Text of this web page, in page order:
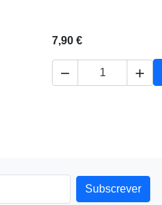
ao carrinho
7,90 €
 